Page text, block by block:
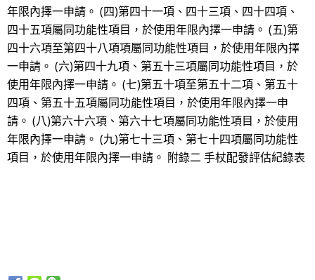
年限內擇一申請。 (四)第四十一項、四十三項、四十四項、
四十五項屬同功能性項目，於使用年限內擇一申請。 (五)第
四十六項至第四十八項項屬同功能性項目，於使用年限內擇
一申請。 (六)第四十九項、第五十三項屬同功能性項目，於
使用年限內擇一申請。 (七)第五十項至第五十二項、第五十
四項、第五十五項屬同功能性項目，於使用年限內擇一申
請。 (八)第六十六項、第六十七項屬同功能性項目，於使用
年限內擇一申請。 (九)第七十三項、第七十四項屬同功能性
項目，於使用年限內擇一申請。 附錄二 手杖配發評估紀錄表